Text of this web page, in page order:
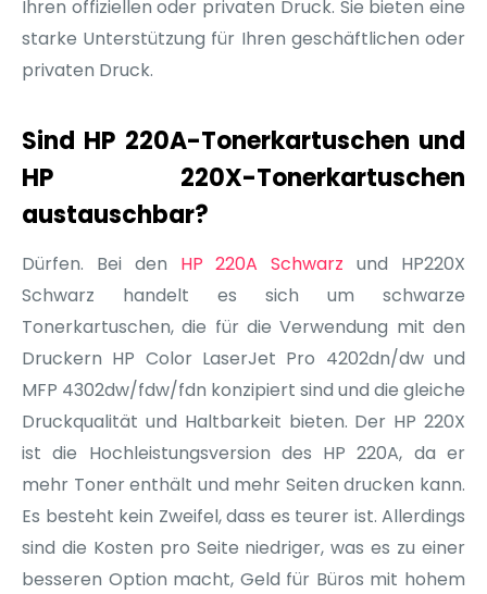
Ihren offiziellen oder privaten Druck. Sie bieten eine
starke Unterstützung für Ihren geschäftlichen oder
privaten Druck.
Sind HP 220A-Tonerkartuschen und
HP 220X-Tonerkartuschen
austauschbar?
Dürfen. Bei den HP 220A Schwarz und HP220X
Schwarz handelt es sich um schwarze
Tonerkartuschen, die für die Verwendung mit den
Druckern HP Color LaserJet Pro 4202dn/dw und
MFP 4302dw/fdw/fdn konzipiert sind und die gleiche
Druckqualität und Haltbarkeit bieten. Der HP 220X
ist die Hochleistungsversion des HP 220A, da er
mehr Toner enthält und mehr Seiten drucken kann.
Es besteht kein Zweifel, dass es teurer ist. Allerdings
sind die Kosten pro Seite niedriger, was es zu einer
besseren Option macht, Geld für Büros mit hohem